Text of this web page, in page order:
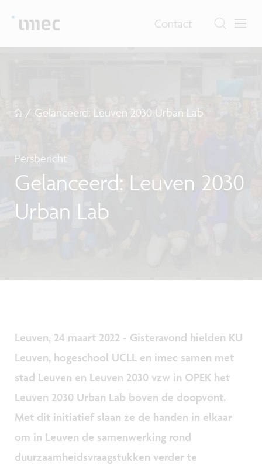
Contact
/ Gelanceerd: Leuven 2030 Urban Lab
Persbericht
Gelanceerd: Leuven 2030
Urban Lab
Leuven, 24 maart 2022 - Gisteravond hielden KU
Leuven, hogeschool UCLL en imec samen met
stad Leuven en Leuven 2030 vzw in OPEK het
Leuven 2030 Urban Lab boven de doopvont.
Met dit initiatief slaan ze de handen in elkaar
om in Leuven de samenwerking rond
duurzaamheidsvraagstukken verder te